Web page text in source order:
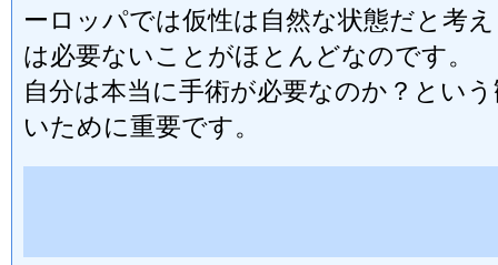
ーロッパでは仮性は自然な状態だと考
は必要ないことがほとんどなのです。
自分は本当に手術が必要なのか？とい
いために重要です。